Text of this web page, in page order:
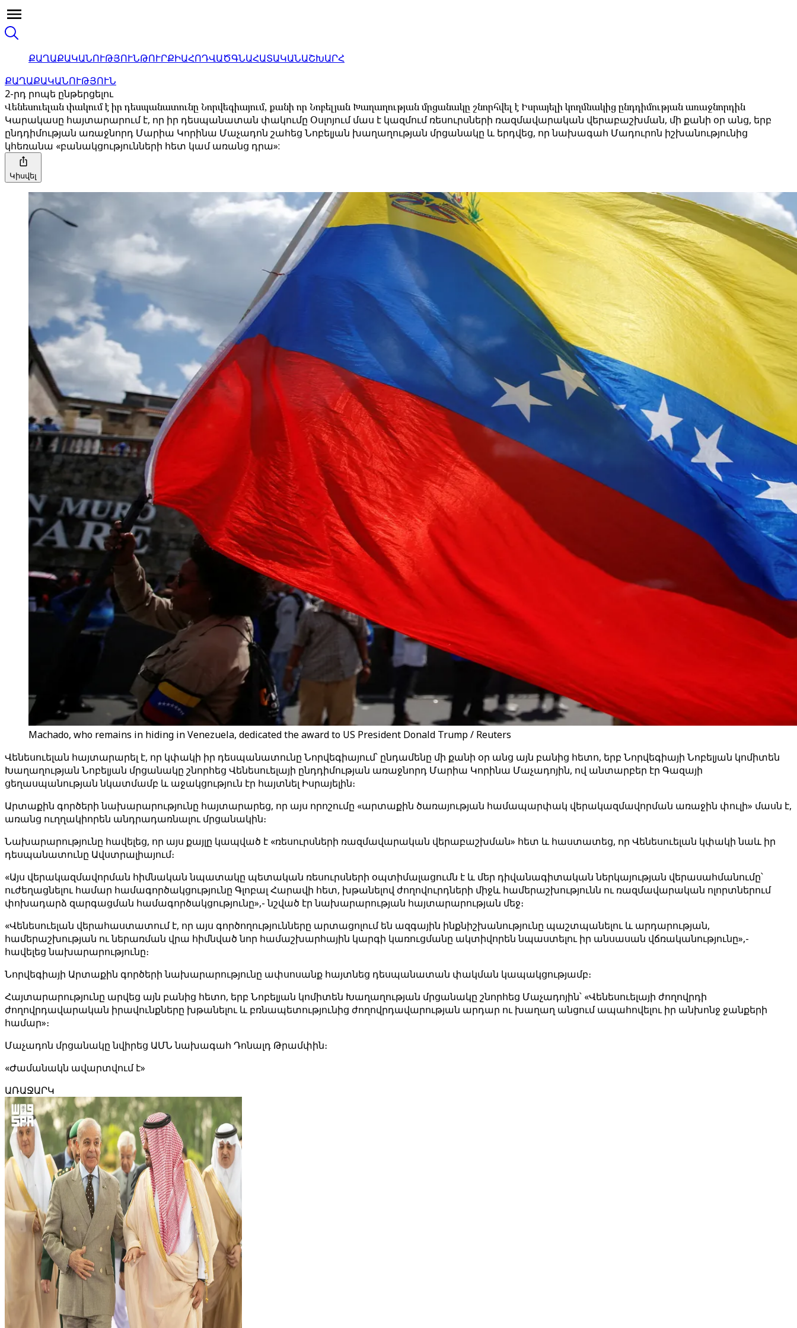
ՔԱՂԱՔԱԿԱՆՈՒԹՅՈՒՆԹՈՒՐՔԻԱՀՈԴՎԱԾԳՆԱՀԱՏԱԿԱՆԱՇԽԱՐՀ
ՔԱՂԱՔԱԿԱՆՈՒԹՅՈՒՆ
2-րդ րոպե ընթերցելու
Վենեսուելան փակում է իր դեսպանատունը Նորվեգիայում, քանի որ Նոբելյան Խաղաղության մրցանակը շնորհվել է Իսրայելի կողմնակից ընդդիմության առաջնորդին
Կարակասը հայտարարում է, որ իր դեսպանատան փակումը Օսլոյում մաս է կազմում ռեսուրսների ռազմավարական վերաբաշխման, մի քանի օր անց, երբ
ընդդիմության առաջնորդ Մարիա Կորինա Մաչադոն շահեց Նոբելյան խաղաղության մրցանակը և երդվեց, որ նախագահ Մադուրոն իշխանությունից
կհեռանա «բանակցությունների հետ կամ առանց դրա»:
Կիսվել
Machado, who remains in hiding in Venezuela, dedicated the award to US President Donald Trump / Reuters
Վենեսուելան հայտարարել է, որ կփակի իր դեսպանատունը Նորվեգիայում՝ ընդամենը մի քանի օր անց այն բանից հետո, երբ Նորվեգիայի Նոբելյան կոմիտեն
Խաղաղության Նոբելյան մրցանակը շնորհեց Վենեսուելայի ընդդիմության առաջնորդ Մարիա Կորինա Մաչադոյին, ով անտարբեր էր Գազայի
ցեղասպանության նկատմամբ և աջակցություն էր հայտնել Իսրայելին։
Արտաքին գործերի նախարարությունը հայտարարեց, որ այս որոշումը «արտաքին ծառայության համապարփակ վերակազմավորման առաջին փուլի» մասն է,
առանց ուղղակիորեն անդրադառնալու մրցանակին։
Նախարարությունը հավելեց, որ այս քայլը կապված է «ռեսուրսների ռազմավարական վերաբաշխման» հետ և հաստատեց, որ Վենեսուելան կփակի նաև իր
դեսպանատունը Ավստրալիայում։
«Այս վերակազմավորման հիմնական նպատակը պետական ռեսուրսների օպտիմալացումն է և մեր դիվանագիտական ներկայության վերասահմանումը՝
ուժեղացնելու համար համագործակցությունը Գլոբալ Հարավի հետ, խթանելով ժողովուրդների միջև համերաշխությունն ու ռազմավարական ոլորտներում
փոխադարձ զարգացման համագործակցությունը»,- նշված էր նախարարության հայտարարության մեջ։
«Վենեսուելան վերահաստատում է, որ այս գործողությունները արտացոլում են ազգային ինքնիշխանությունը պաշտպանելու և արդարության,
համերաշխության ու ներառման վրա հիմնված նոր համաշխարհային կարգի կառուցմանը ակտիվորեն նպաստելու իր անսասան վճռականությունը»,-
հավելեց նախարարությունը։
Նորվեգիայի Արտաքին գործերի նախարարությունը ափսոսանք հայտնեց դեսպանատան փակման կապակցությամբ։
Հայտարարությունը արվեց այն բանից հետո, երբ Նոբելյան կոմիտեն Խաղաղության մրցանակը շնորհեց Մաչադոյին՝ «Վենեսուելայի ժողովրդի
ժողովրդավարական իրավունքները խթանելու և բռնապետությունից ժողովրդավարության արդար ու խաղաղ անցում ապահովելու իր անխոնջ ջանքերի
համար»։
Մաչադոն մրցանակը նվիրեց ԱՄՆ նախագահ Դոնալդ Թրամփին։
«Ժամանակն ավարտվում է»
ԱՌԱՋԱՐԿ